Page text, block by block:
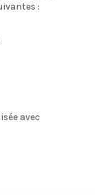
:
avec